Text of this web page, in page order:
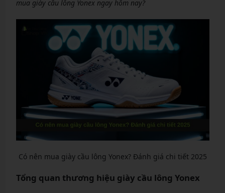
mua giày cầu lông Yonex ngay hôm nay?
Có nên mua giày cầu lông Yonex? Đánh giá chi tiết 2025
Tổng quan thương hiệu giày cầu lông Yonex